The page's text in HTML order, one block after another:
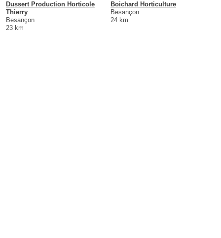
Dussert Production Horticole
Thierry
Besançon
23 km
Boichard Horticulture
Besançon
24 km